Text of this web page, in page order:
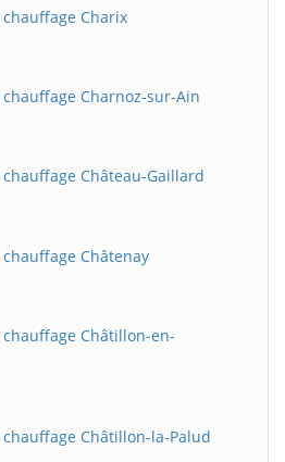
Charix
Charnoz-sur-Ain
Château-Gaillard
Châtenay
Châtillon-en-
Châtillon-la-Palud